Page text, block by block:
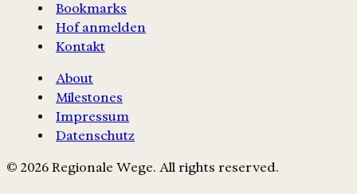
Bookmarks
Hof anmelden
Kontakt
About
Milestones
Impressum
Datenschutz
© 2026 Regionale Wege. All rights reserved.